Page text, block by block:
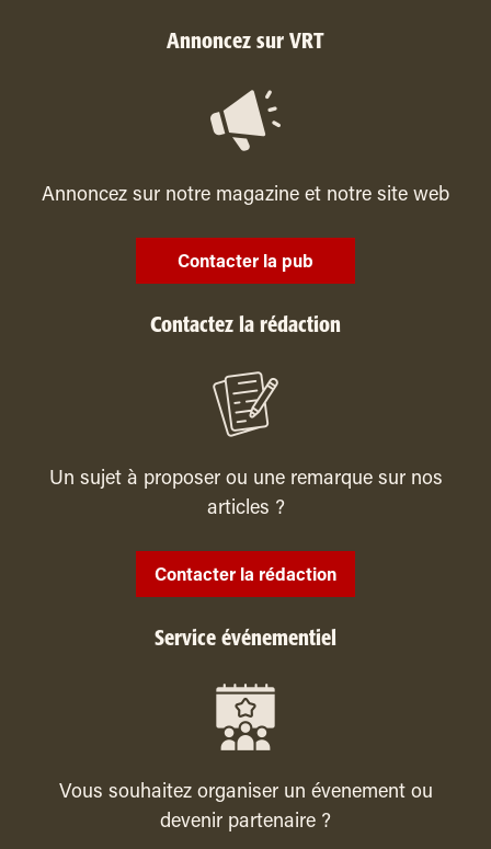
Annoncez sur VRT
Annoncez sur notre magazine et notre site web
Contacter la pub
Contactez la rédaction
Un sujet à proposer ou une remarque sur nos
articles ?
Contacter la rédaction
Service événementiel
Vous souhaitez organiser un évenement ou
devenir partenaire ?